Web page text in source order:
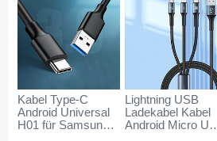
Kabel Type-C
Android Universal
H01 für Samsung
Lightning USB
Ladekabel Kabel
Android Micro